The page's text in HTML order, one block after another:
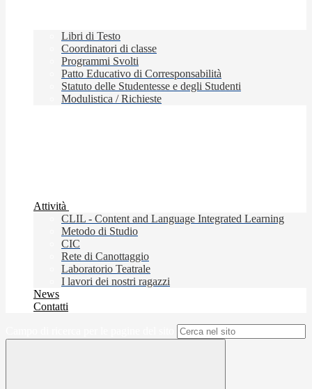
Libri di Testo
Coordinatori di classe
Programmi Svolti
Patto Educativo di Corresponsabilità
Statuto delle Studentesse e degli Studenti
Modulistica / Richieste
Attività
CLIL - Content and Language Integrated Learning
Metodo di Studio
CIC
Rete di Canottaggio
Laboratorio Teatrale
I lavori dei nostri ragazzi
News
Contatti